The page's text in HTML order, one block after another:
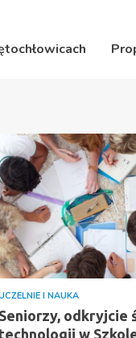
I NAUKA
Seniorzy, odkryjcie
technologii w